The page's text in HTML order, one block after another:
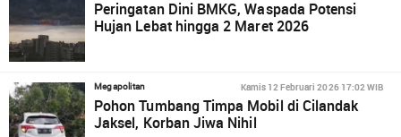
Peringatan Dini BMKG, Waspada Potensi
Hujan Lebat hingga 2 Maret 2026
Megapolitan Kamis 12 Februari 2026 17:02 WIB
Pohon Tumbang Timpa Mobil di Cilandak
Jaksel, Korban Jiwa Nihil